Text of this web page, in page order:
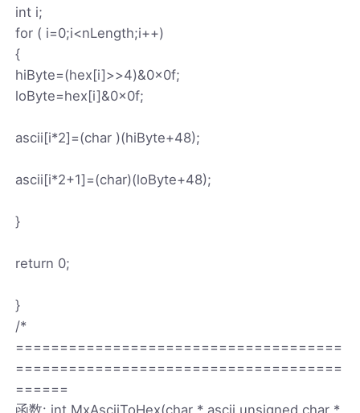
int i;
for ( i=0;i<nLength;i++)
{
hiByte=(hex[i]>>4)&0x0f;
loByte=hex[i]&0x0f;
ascii[i*2]=(char )(hiByte+48);
ascii[i*2+1]=(char)(loByte+48);
}
return 0;
}
/*
=====================================
=====================================
======
函数: int MxAsciiToHex(char * ascii,unsigned char *